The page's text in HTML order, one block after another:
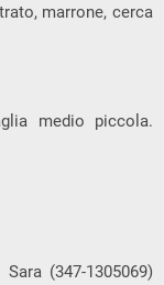
marrone, cerca
medio piccola.
(347-1305069)